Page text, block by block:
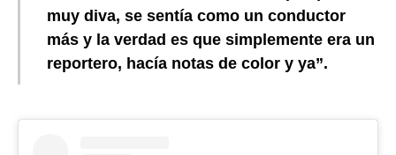
muy diva, se sentía como un conductor
más y la verdad es que simplemente era un
reportero, hacía notas de color y ya”.